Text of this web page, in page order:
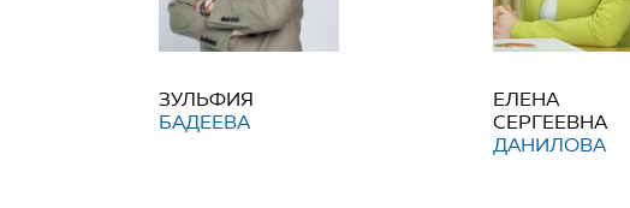
ЗУЛЬФИЯ
БАДЕЕВА
ЕЛЕНА
СЕРГЕЕВНА
ДАНИЛОВА